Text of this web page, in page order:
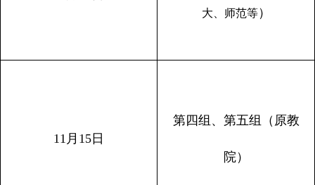
大、师范等）
11 月 15 日
第四组、第五组（原教
院）